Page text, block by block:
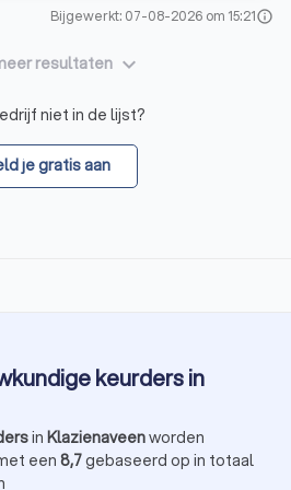
Bijgewerkt: 07-08-2026 om 15:21info
resultaten keyboard_arrow_down
niet in de lijst?
je gratis aan
keurders in
in Klazienaveenworden
een 8,7gebaseerd op in totaal